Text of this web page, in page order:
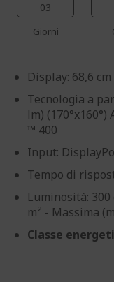
Sconto extra
03
Giorni
Display: 68,6
Tecnologia a
lm) (170°x160°)
™ 400
Input:
Tempo di
Luminosità:
m² - Massima
Classe